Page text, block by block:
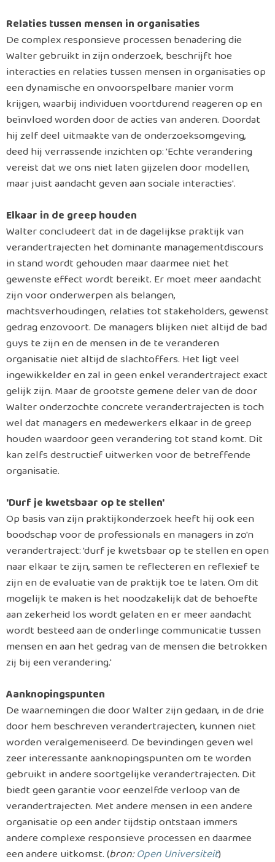
Relaties tussen mensen in organisaties
De complex responsieve processen benadering die
Walter gebruikt in zijn onderzoek, beschrijft hoe
interacties en relaties tussen mensen in organisaties op
een dynamische en onvoorspelbare manier vorm
krijgen, waarbij individuen voortdurend reageren op en
beïnvloed worden door de acties van anderen. Doordat
hij zelf deel uitmaakte van de onderzoeksomgeving,
deed hij verrassende inzichten op: 'Echte verandering
vereist dat we ons niet laten gijzelen door modellen,
maar juist aandacht geven aan sociale interacties'.
Elkaar in de greep houden
Walter concludeert dat in de dagelijkse praktijk van
verandertrajecten het dominante managementdiscours
in stand wordt gehouden maar daarmee niet het
gewenste effect wordt bereikt. Er moet meer aandacht
zijn voor onderwerpen als belangen,
machtsverhoudingen, relaties tot stakeholders, gewenst
gedrag enzovoort. De managers blijken niet altijd de bad
guys te zijn en de mensen in de te veranderen
organisatie niet altijd de slachtoffers. Het ligt veel
ingewikkelder en zal in geen enkel verandertraject exact
gelijk zijn. Maar de grootste gemene deler van de door
Walter onderzochte concrete verandertrajecten is toch
wel dat managers en medewerkers elkaar in de greep
houden waardoor geen verandering tot stand komt. Dit
kan zelfs destructief uitwerken voor de betreffende
organisatie.
'Durf je kwetsbaar op te stellen'
Op basis van zijn praktijkonderzoek heeft hij ook een
boodschap voor de professionals en managers in zo'n
verandertraject: 'durf je kwetsbaar op te stellen en open
naar elkaar te zijn, samen te reflecteren en reflexief te
zijn en de evaluatie van de praktijk toe te laten. Om dit
mogelijk te maken is het noodzakelijk dat de behoefte
aan zekerheid los wordt gelaten en er meer aandacht
wordt besteed aan de onderlinge communicatie tussen
mensen en aan het gedrag van de mensen die betrokken
zij bij een verandering.'
Aanknopingspunten
De waarnemingen die door Walter zijn gedaan, in de drie
door hem beschreven verandertrajecten, kunnen niet
worden veralgemeniseerd. De bevindingen geven wel
zeer interessante aanknopingspunten om te worden
gebruikt in andere soortgelijke verandertrajecten. Dit
biedt geen garantie voor eenzelfde verloop van de
verandertrajecten. Met andere mensen in een andere
organisatie op een ander tijdstip ontstaan immers
andere complexe responsieve processen en daarmee
een andere uitkomst. (bron:Open Universiteit)